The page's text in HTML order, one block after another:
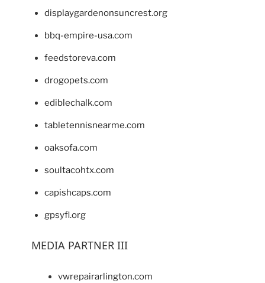
displaygardenonsuncrest.org
bbq-empire-usa.com
feedstoreva.com
drogopets.com
ediblechalk.com
tabletennisnearme.com
oaksofa.com
soultacohtx.com
capishcaps.com
gpsyfl.org
MEDIA PARTNER III
vwrepairarlington.com